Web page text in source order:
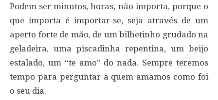
Podem ser minutos, horas, não importa, porque o
que importa é importar-se, seja através de um
aperto forte de mão, de um bilhetinho grudado na
geladeira, uma piscadinha repentina, um beijo
estalado, um “te amo” do nada. Sempre teremos
tempo para perguntar a quem amamos como foi
o seu dia.